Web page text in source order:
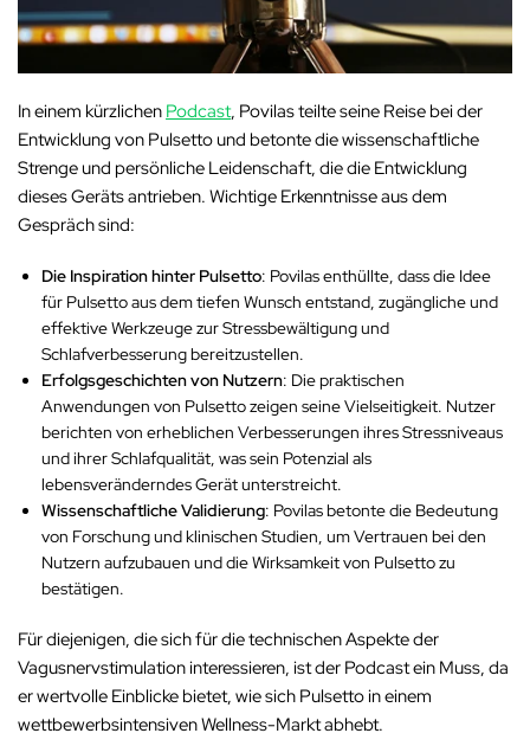
In einem kürzlichen Podcast, Povilas teilte seine Reise bei der
Entwicklung von Pulsetto und betonte die wissenschaftliche
Strenge und persönliche Leidenschaft, die die Entwicklung
dieses Geräts antrieben. Wichtige Erkenntnisse aus dem
Gespräch sind:
Die Inspiration hinter Pulsetto: Povilas enthüllte, dass die Idee
für Pulsetto aus dem tiefen Wunsch entstand, zugängliche und
effektive Werkzeuge zur Stressbewältigung und
Schlafverbesserung bereitzustellen.
Erfolgsgeschichten von Nutzern: Die praktischen
Anwendungen von Pulsetto zeigen seine Vielseitigkeit. Nutzer
berichten von erheblichen Verbesserungen ihres Stressniveaus
und ihrer Schlafqualität, was sein Potenzial als
lebensveränderndes Gerät unterstreicht.
Wissenschaftliche Validierung: Povilas betonte die Bedeutung
von Forschung und klinischen Studien, um Vertrauen bei den
Nutzern aufzubauen und die Wirksamkeit von Pulsetto zu
bestätigen.
Für diejenigen, die sich für die technischen Aspekte der
Vagusnervstimulation interessieren, ist der Podcast ein Muss, da
er wertvolle Einblicke bietet, wie sich Pulsetto in einem
wettbewerbsintensiven Wellness-Markt abhebt.